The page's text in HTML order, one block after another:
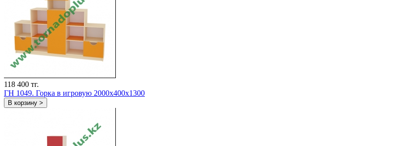
118 400 тг.
ГН 1049. Горка в игровую 2000x400x1300
В корзину >